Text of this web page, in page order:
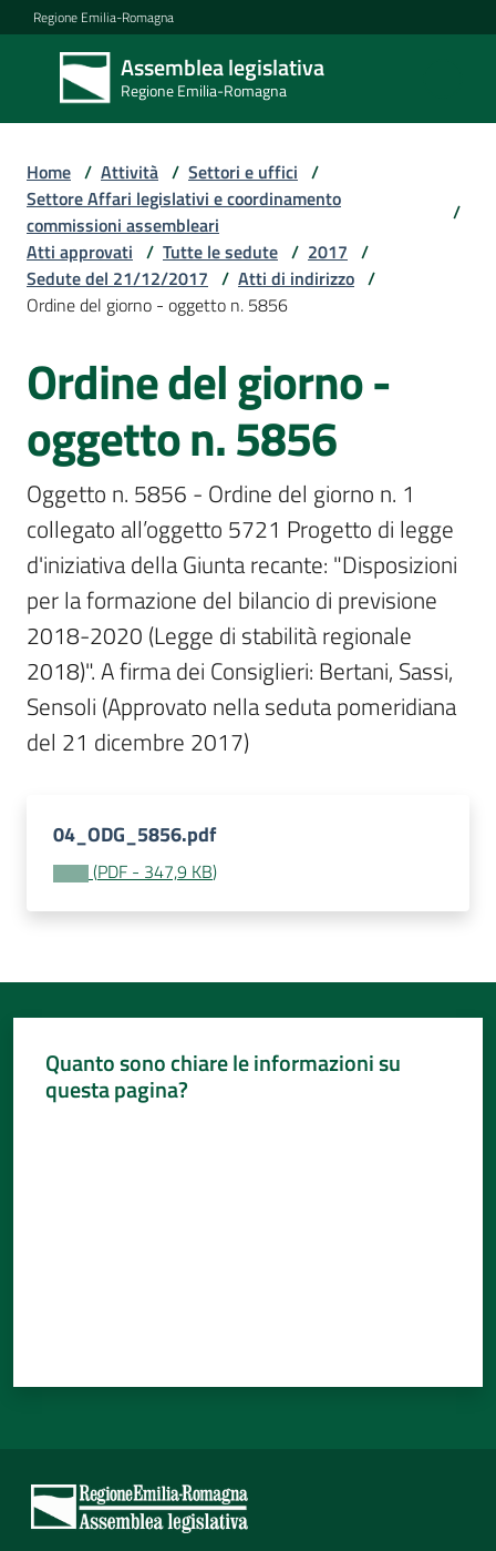
Vai al contenuto
Vai alla navigazione
Vai al footer
Regione Emilia-Romagna
Assemblea legislativa
Regione Emilia-Romagna
Assemblea
legislativa
Regione Emilia-
Assemblea
Per
i
media
Per
i
cittadini
Home / Attività / Settori e uffici /
Settore Affari legislativi e coordinamento
commissioni assembleari
/
Atti approvati / Tutte le sedute / 2017 /
Sedute del 21/12/2017 / Atti di indirizzo /
Ordine del giorno - oggetto n. 5856
Ordine del giorno -
oggetto n. 5856
Oggetto n. 5856 - Ordine del giorno n. 1
collegato all’oggetto 5721 Progetto di legge
d'iniziativa della Giunta recante: "Disposizioni
per la formazione del bilancio di previsione
2018-2020 (Legge di stabilità regionale
2018)". A firma dei Consiglieri: Bertani, Sassi,
Sensoli (Approvato nella seduta pomeridiana
del 21 dicembre 2017)
04_ODG_5856.pdf
(PDF - 347,9 KB)
Quanto sono chiare le informazioni su
questa pagina?